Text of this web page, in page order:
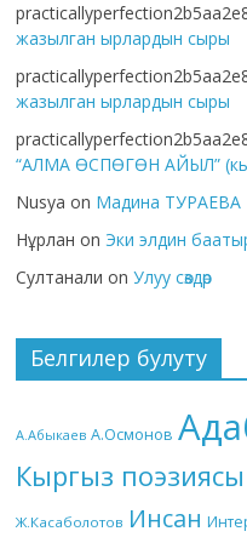
жазылган ырлардын сыры
жазылган ырлардын сыры
“АЛМА ӨСПӨГӨН АЙЫЛ”
Nusya on Мадина ТУРАЕВА
Нұрлан on Эки элдин
Султанали onУлуу сөздөр
Белгилер булуту
А.Абыкаев А.Осмонов
Кыргыз поэзиясы
Ж.Касаболотов Инсан